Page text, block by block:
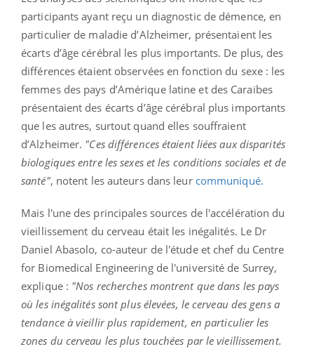
participants ayant reçu un diagnostic de démence, en
particulier de maladie d’Alzheimer, présentaient les
écarts d’âge cérébral les plus importants. De plus, des
différences étaient observées en fonction du sexe : les
femmes des pays d’Amérique latine et des Caraïbes
présentaient des écarts d’âge cérébral plus importants
que les autres, surtout quand elles souffraient
d’Alzheimer. "Ces différences étaient liées aux disparités
biologiques entre les sexes et les conditions sociales et de
santé", notent les auteurs dans leur communiqué.
Mais l'une des principales sources de l'accélération du
vieillissement du cerveau était les inégalités. Le Dr
Daniel Abasolo, co-auteur de l'étude et chef du Centre
for Biomedical Engineering de l'université de Surrey,
explique : "Nos recherches montrent que dans les pays
où les inégalités sont plus élevées, le cerveau des gens a
tendance à vieillir plus rapidement, en particulier les
zones du cerveau les plus touchées par le vieillissement.